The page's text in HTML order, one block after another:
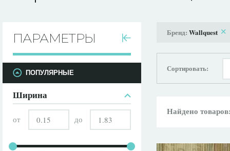
ПАРАМЕТРЫ
ПАРАМЕТРЫ
ПОПУЛЯРНЫЕ
Ширина
от до
Бренд: Wallquest
Сортировать:
Найдено